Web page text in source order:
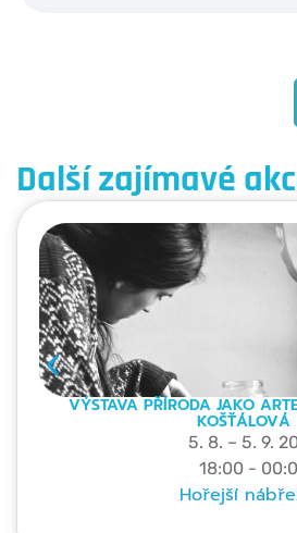
Další zajímavé
VÝSTAVA PŘÍRODA JAKO
KOŠŤÁLOVÁ
5. 8. – 5. 9.
18:00 -
Hořejší